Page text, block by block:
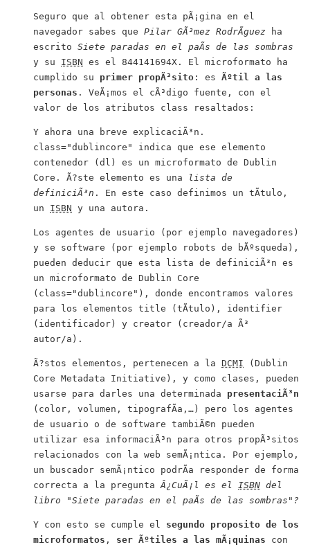
Seguro que al obtener esta pÃ¡gina en el
navegador sabes que Pilar GÃ³mez RodrÃ­guez ha
escrito Siete paradas en el paÃ­s de las sombras
y su ISBN es el 844141694X. El microformato ha
cumplido su primer propÃ³sito : es Ãºtil a las
personas . VeÃ¡mos el cÃ³digo fuente, con el
valor de los atributos class resaltados:
Y ahora una breve explicaciÃ³n.
class="dublincore"
indica que ese elemento
contenedor ( dl ) es un microformato de Dublin
Core . Ã?ste elemento es una
lista de
definiciÃ³n . En este caso definimos un tÃ­tulo,
un ISBN y una autora.
Los agentes de usuario (por ejemplo navegadores)
y se software (por ejemplo robots de bÃºsqueda),
pueden deducir que esta lista de definiciÃ³n es
un microformato de Dublin Core
( class="dublincore" ), donde encontramos valores
para los elementos title (tÃ­tulo), identifier
(identificador) y creator (creador/a Ã³
autor/a).
Ã?stos elementos, pertenecen a la DCMI ( Dublin
Core Metadata Initiative ), y como clases, pueden
usarse para darles una determinada presentaciÃ³n
(color, volumen, tipografÃ­a,…) pero los agentes
de usuario o de software tambiÃ©n pueden
utilizar esa informaciÃ³n para otros propÃ³sitos
relacionados con la web semÃ¡ntica. Por ejemplo,
un buscador semÃ¡ntico podrÃ­a responder de forma
correcta a la pregunta Â¿CuÃ¡l es el ISBN del
libro "Siete paradas en el paÃ­s de las sombras"?
Y con esto se cumple el segundo proposito de los
microformatos , ser Ãºtiles a las mÃ¡quinas con